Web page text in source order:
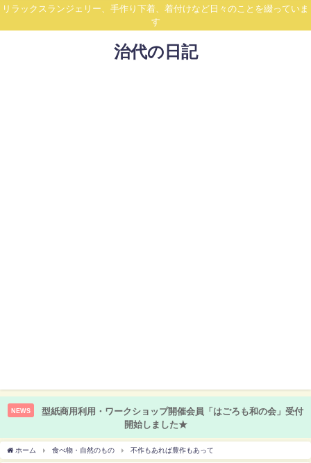
リラックスランジェリー、手作り下着、着付けなど日々のことを綴っていま
す
治代の日記
NEWS
型紙商用利用・ワークショップ開催会員「はごろも和の会」受付
開始しました★
ホーム 食べ物・自然のもの 不作もあれば豊作もあって